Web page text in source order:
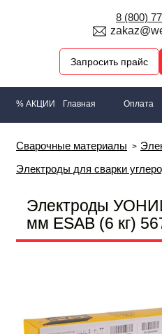
8 (800)
Запросить прайс
% АКЦИИ Главная Оплата
Сварочные материалы
Электроды для сварки
Электроды
мм ESAB (6 кг)